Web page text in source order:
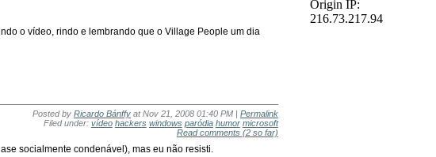
o vídeo, rindo e lembrando que o Village People um dia
Posted by Ricardo Bánffy at Nov 21, 2008 01:40 PM | Permalink
Filed under: vídeo hackers windows paródia humor microsoft
Read comments (2 so far)
socialmente condenável), mas eu não resisti.